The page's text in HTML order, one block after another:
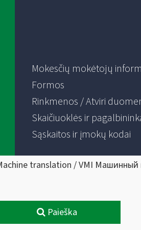
Mokesčių mokėtojų
Formos
Rinkmenos / Atviri
Skaičiuoklės ir
Sąskaitos ir įmokų kodai
translation / VMI
Paieška